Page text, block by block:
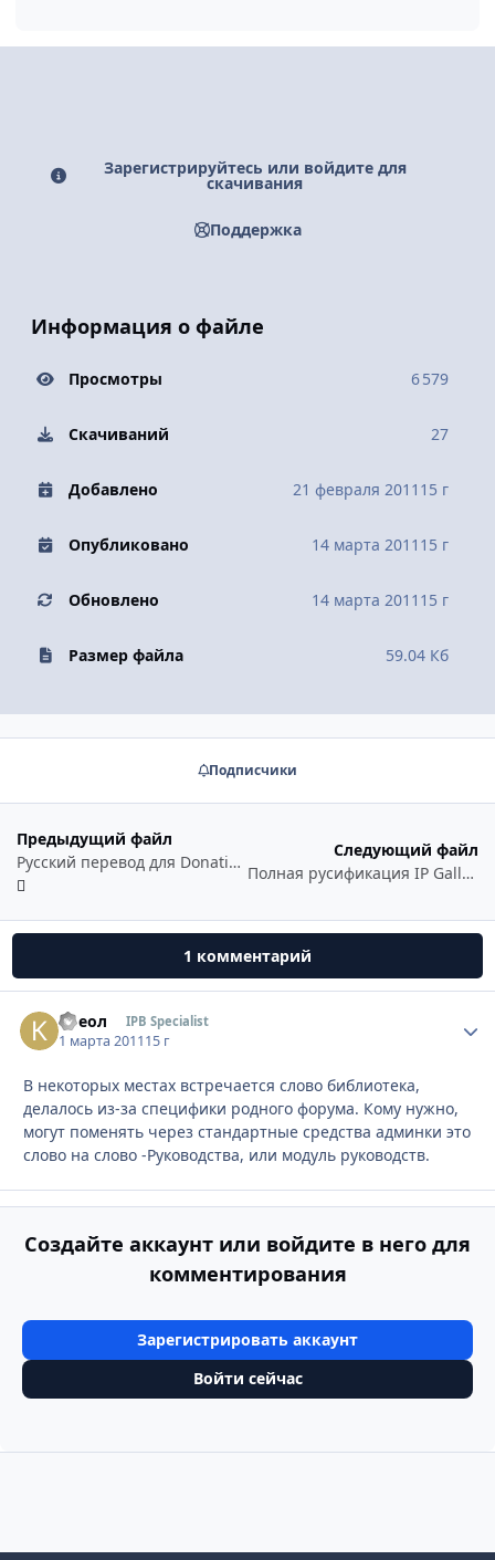
Зарегистрируйтесь или войдите для
скачивания
Поддержка
Информация о файле
Просмотры 6 579
Скачиваний 27
Добавлено 21 февраля 2011 15 г
Опубликовано 14 марта 2011 15 г
Обновлено 14 марта 2011 15 г
Размер файла 59.04 Кб
Подписчики
Предыдущий файл
Русский перевод для Donation Tracker
Следующий файл
Полная русификация IP Gallery v 4.01-4.02/ Russian lang for IP Gallery v 4.01-4.02
1 комментарий
Креол IPB Specialist
1 марта 201115 г
В некоторых местах встречается слово библиотека,
делалось из-за специфики родного форума. Кому нужно,
могут поменять через стандартные средства админки это
слово на слово -Руководства, или модуль руководств.
Создайте аккаунт или войдите в него для
комментирования
Зарегистрировать аккаунт
Войти сейчас